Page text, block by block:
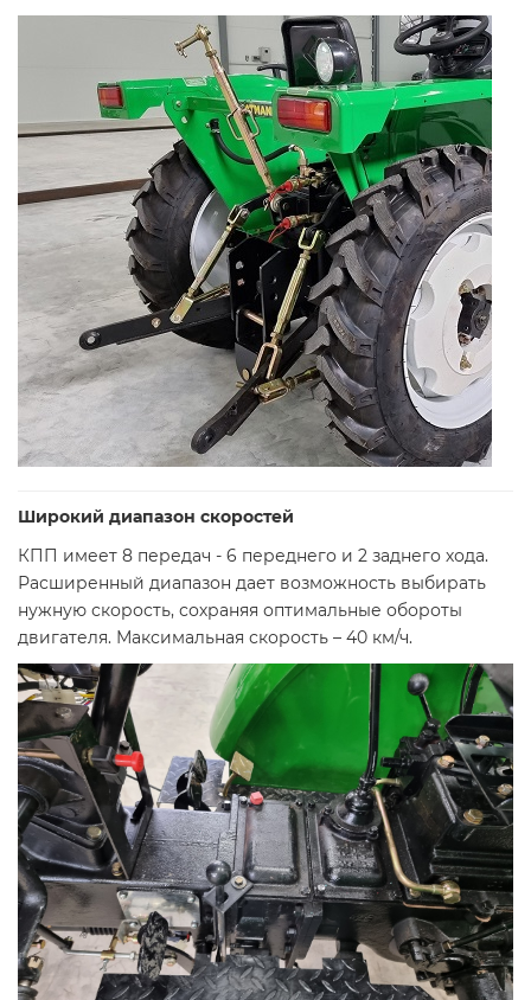
Широкий диапазон скоростей
КПП имеет 8 передач - 6 переднего и 2 заднего хода.
Расширенный диапазон дает возможность выбирать
нужную скорость, сохраняя оптимальные обороты
двигателя. Максимальная скорость – 40 км/ч.